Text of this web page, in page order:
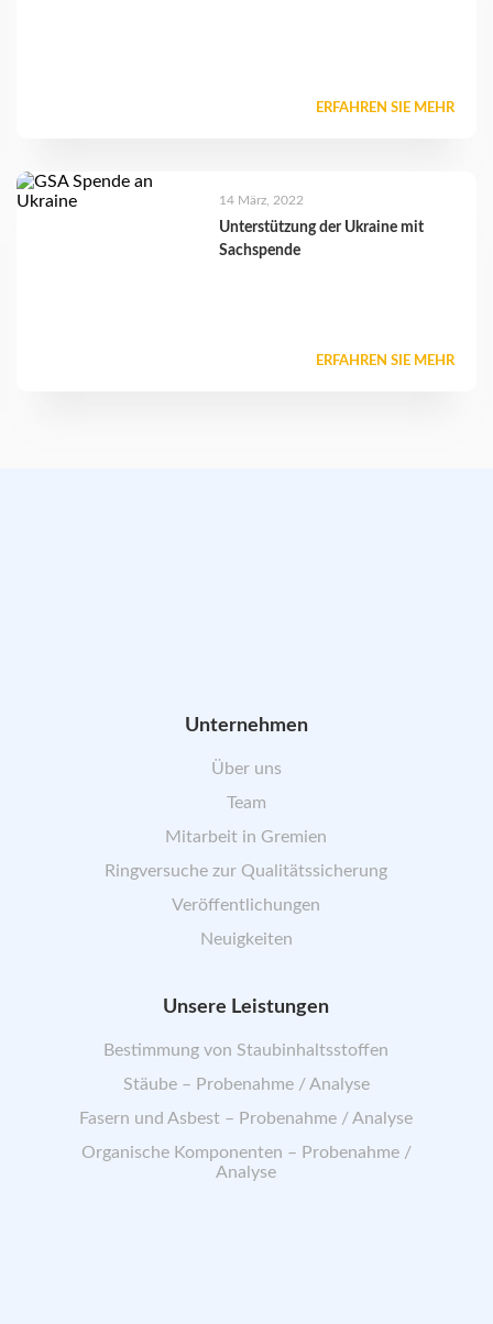
ERFAHREN SIE MEHR
14 März, 2022
Unterstützung der Ukraine mit
Sachspende
ERFAHREN SIE MEHR
Unternehmen
Über uns
Team
Mitarbeit in Gremien
Ringversuche zur Qualitätssicherung
Veröffentlichungen
Neuigkeiten
Unsere Leistungen
Bestimmung von Staubinhaltsstoffen
Stäube – Probenahme / Analyse
Fasern und Asbest – Probenahme / Analyse
Organische Komponenten – Probenahme /
Analyse